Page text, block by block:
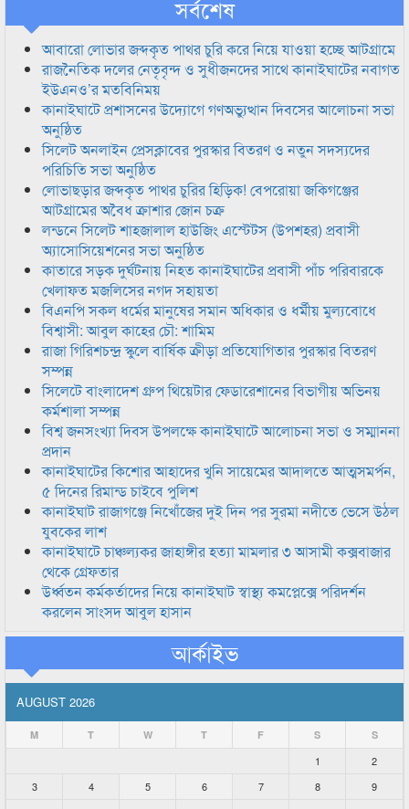
সর্বশেষ
আবারো লোভার জব্দকৃত পাথর চুরি করে নিয়ে যাওয়া হচ্ছে আটগ্রামে
রাজনৈতিক দলের নেতৃবৃন্দ ও সুধীজনদের সাথে কানাইঘাটের নবাগত
ইউএনও’র মতবিনিময়
কানাইঘাটে প্রশাসনের উদ্যোগে গণঅভ্যুত্থান দিবসের আলোচনা সভা
অনুষ্ঠিত
সিলেট অনলাইন প্রেসক্লাবের পুরস্কার বিতরণ ও নতুন সদস্যদের
পরিচিতি সভা অনুষ্ঠিত
লোভাছড়ার জব্দকৃত পাথর চুরির হিড়িক! বেপরোয়া জকিগঞ্জের
আটগ্রামের অবৈধ ক্রাশার জোন চক্র
লন্ডনে সিলেট শাহজালাল হাউজিং এস্টেটস (উপশহর) প্রবাসী
অ্যাসোসিয়েশনের সভা অনুষ্ঠিত
কাতারে সড়ক দুর্ঘটনায় নিহত কানাইঘাটের প্রবাসী পাঁচ পরিবারকে
খেলাফত মজলিসের নগদ সহায়তা
বিএনপি সকল ধর্মের মানুষের সমান অধিকার ও ধর্মীয় মুল্যবোধে
বিশ্বাসী: আবুল কাহের চৌ: শামিম
রাজা গিরিশচন্দ্র স্কুলে বার্ষিক ক্রীড়া প্রতিযোগিতার পুরস্কার বিতরণ
সম্পন্ন
সিলেটে বাংলাদেশ গ্রুপ থিয়েটার ফেডারেশানের বিভাগীয় অভিনয়
কর্মশালা সম্পন্ন
বিশ্ব জনসংখ্যা দিবস উপলক্ষে কানাইঘাটে আলোচনা সভা ও সম্মাননা
প্রদান
কানাইঘাটের কিশোর আহাদের খুনি সায়েমের আদালতে আত্মসমর্পন,
৫ দিনের রিমান্ড চাইবে পুলিশ
কানাইঘাট রাজাগঞ্জে নিখোঁজের দুই দিন পর সুরমা নদীতে ভেসে উঠল
যুবকের লাশ
কানাইঘাটে চাঞ্চল্যকর জাহাঙ্গীর হত্যা মামলার ৩ আসামী কক্সবাজার
থেকে গ্রেফতার
উর্ধ্বতন কর্মকর্তাদের নিয়ে কানাইঘাট স্বাস্থ্য কমপ্লেক্সে পরিদর্শন
করলেন সাংসদ আবুল হাসান
আর্কাইভ
AUGUST 2026
M T W T F S S
1
2
3
4 5 6 7 8
9